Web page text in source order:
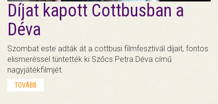
Díjat kapott Cottbusban a
Déva
Szombat este adták át a cottbusi filmfesztivál díjait, fontos
elismeréssel tüntették ki Szőcs Petra Déva című
nagyjátékfilmjét.
TOVÁBB